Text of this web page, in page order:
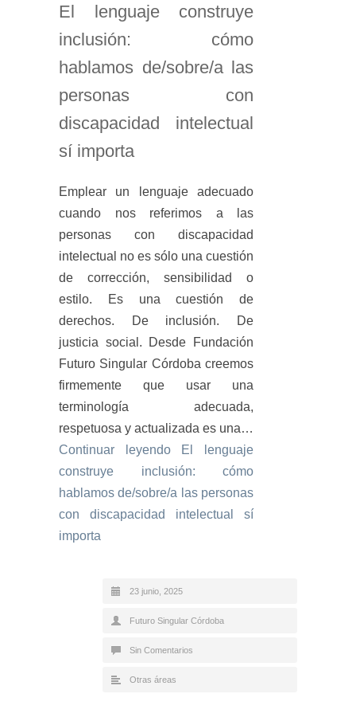
El lenguaje construye
inclusión: cómo
hablamos de/sobre/a las
personas con
discapacidad intelectual
sí importa
Emplear un lenguaje adecuado
cuando nos referimos a las
personas con discapacidad
intelectual no es sólo una cuestión
de corrección, sensibilidad o
estilo. Es una cuestión de
derechos. De inclusión. De
justicia social. Desde Fundación
Futuro Singular Córdoba creemos
firmemente que usar una
terminología adecuada,
respetuosa y actualizada es una…
Continuar leyendoEl lenguaje
construye inclusión: cómo
hablamos de/sobre/a las personas
con discapacidad intelectual sí
importa
23 junio, 2025
Futuro Singular Córdoba
Sin Comentarios
Otras áreas